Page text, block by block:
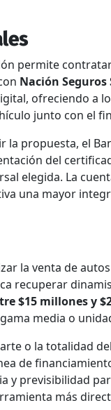
permite
Nación Seguros
ofreciendo a
junto con el
propuesta, el
del
elegida. La
una mayor
la venta de
recuperar
$15 millones y
media o
o la totalidad
de
y previsibilidad
más